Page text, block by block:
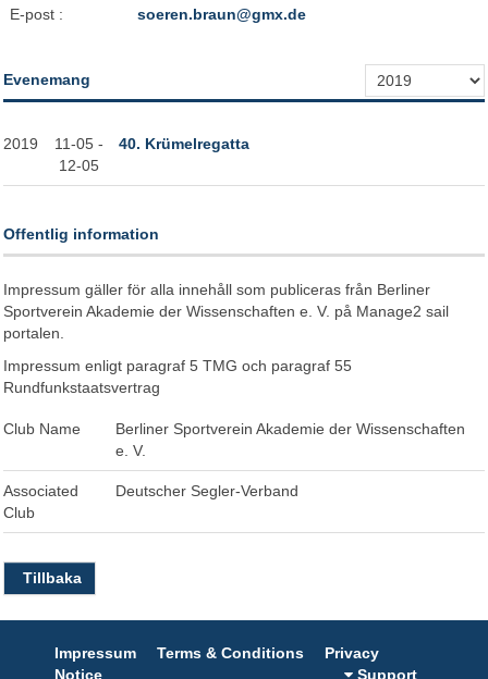
E-post :
soeren.braun@gmx.de
Evenemang
2019
11-05 -
12-05
40. Krümelregatta
Offentlig information
Impressum gäller för alla innehåll som publiceras från Berliner
Sportverein Akademie der Wissenschaften e. V. på Manage2 sail
portalen.
Impressum enligt paragraf 5 TMG och paragraf 55
Rundfunkstaatsvertrag
Club Name
Berliner Sportverein Akademie der Wissenschaften
e. V.
Associated
Club
Deutscher Segler-Verband
Tillbaka
Impressum Terms & Conditions
Privacy
Notice
Support